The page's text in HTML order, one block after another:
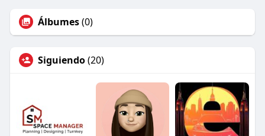
Álbumes(0)
Siguiendo(20)